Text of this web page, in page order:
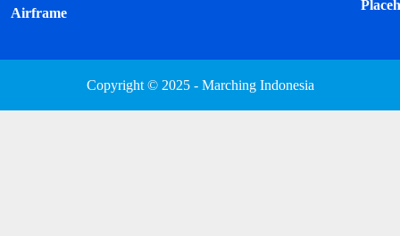
Airframe
Copyright © 2025 - Marching Indonesia